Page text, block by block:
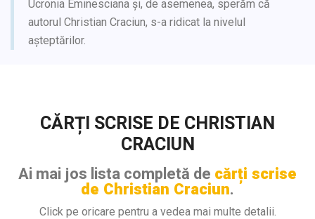
Ucronia Eminesciana și, de asemenea, sperăm că
autorul Christian Craciun, s-a ridicat la nivelul
așteptărilor.
CĂRȚI SCRISE DE CHRISTIAN
CRACIUN
Ai mai jos lista completă de cărți scrise
de Christian Craciun.
Click pe oricare pentru a vedea mai multe detalii.